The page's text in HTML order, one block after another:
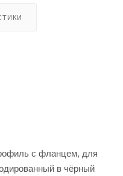
с фланцем, для
в чёрный